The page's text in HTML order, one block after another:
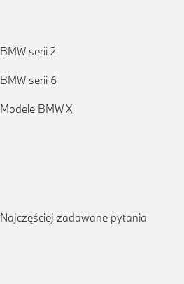
BMW serii 2
BMW serii 6
Modele BMW X
Najczęściej zadawane pytania